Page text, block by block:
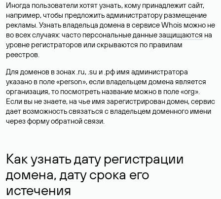
Иногда пользователи хотят узнать, кому принадлежит сайт,
например, чтобы предложить администратору размещение
рекламы. Узнать владельца домена в сервисе Whois можно не
во всех случаях: часто персональные данныезащищаются на
уровне регистраторов или скрываются по правилам
реестров.
Для доменов в зонах .ru, .su и .рф имя администратора
указано в поле «person», если владельцем домена является
организация, то посмотреть название можно в поле «org».
Если вы не знаете, на чье имя зарегистрирован домен, сервис
дает возможность связаться с владельцем доменного имени
через форму обратной связи.
Как узнать дату регистрации
домена, дату срока его
истечения